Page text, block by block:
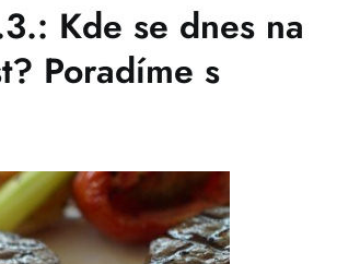
Kde se dnes na
Poradíme s